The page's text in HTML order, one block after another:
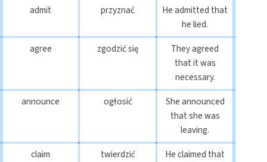
admit przyznać
He admitted that
he lied.
agree
zgodzić się
They agreed
that it was
necessary.
announce
ogłosić
She announced
that she was
leaving.
claim
twierdzić
He claimed that